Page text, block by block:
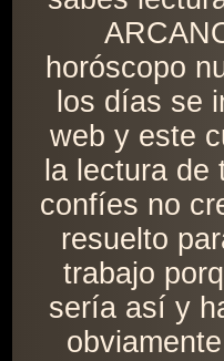
horóscopo
los días se
web y este
la lectura
confíes no
resuelto
trabajo
sería así y